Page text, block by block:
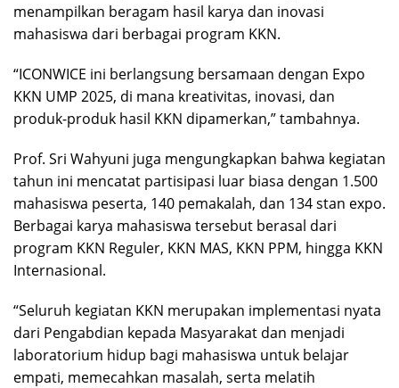
menampilkan beragam hasil karya dan inovasi
mahasiswa dari berbagai program KKN.
“ICONWICE ini berlangsung bersamaan dengan Expo
KKN UMP 2025, di mana kreativitas, inovasi, dan
produk-produk hasil KKN dipamerkan,” tambahnya.
Prof. Sri Wahyuni juga mengungkapkan bahwa kegiatan
tahun ini mencatat partisipasi luar biasa dengan 1.500
mahasiswa peserta, 140 pemakalah, dan 134 stan expo.
Berbagai karya mahasiswa tersebut berasal dari
program KKN Reguler, KKN MAS, KKN PPM, hingga KKN
Internasional.
“Seluruh kegiatan KKN merupakan implementasi nyata
dari Pengabdian kepada Masyarakat dan menjadi
laboratorium hidup bagi mahasiswa untuk belajar
empati, memecahkan masalah, serta melatih